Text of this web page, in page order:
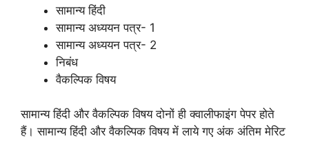
सामान्य हिंदी
सामान्य अध्ययन पत्र- 1
सामान्य अध्ययन पत्र- 2
निबंध
वैकल्पिक विषय
सामान्य हिंदी और वैकल्पिक विषय दोनों ही क्वालीफाइंग पेपर होते
हैं। सामान्य हिंदी और वैकल्पिक विषय में लाये गए अंक अंतिम मेरिट